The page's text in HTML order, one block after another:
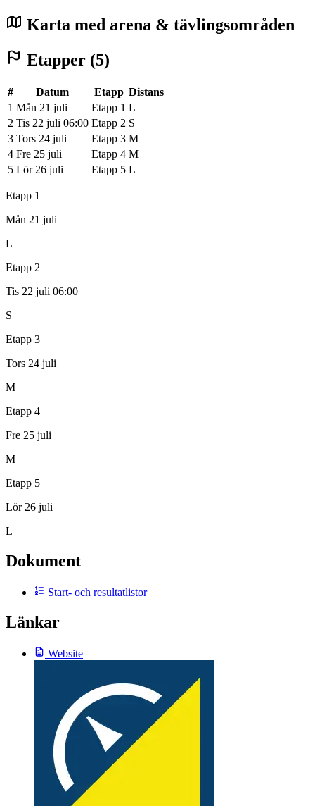
Karta med arena & tävlingsområden
Etapper (5)
# Datum Etapp Distans
1 Mån 21 juli Etapp 1 L
2 Tis 22 juli 06:00 Etapp 2 S
3 Tors 24 juli Etapp 3 M
4 Fre 25 juli Etapp 4 M
5 Lör 26 juli Etapp 5 L
Etapp 1
Mån 21 juli
L
Etapp 2
Tis 22 juli 06:00
S
Etapp 3
Tors 24 juli
M
Etapp 4
Fre 25 juli
M
Etapp 5
Lör 26 juli
L
Dokument
Start- och resultatlistor
Länkar
Website